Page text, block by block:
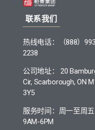
联系我们
热线电话：（888）
2238
公司地址： 20
Cir, Scarborough, ON
3Y5
服务时间：周一至周五
9AM-6PM